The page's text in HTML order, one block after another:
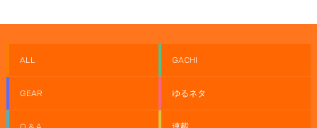
ALL GACHI
GEAR ゆるネタ